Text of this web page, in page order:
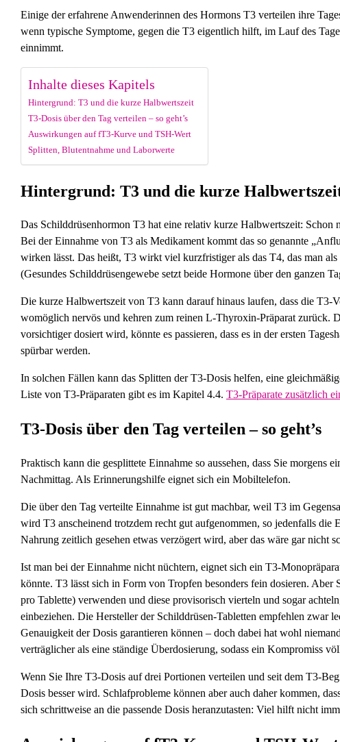
Einige der erfahrene Anwenderinnen des Hormons T3 verteilen ihre
wenn typische Symptome, gegen die T3 eigentlich hilft, im Lauf des
einnimmt.
Inhalte dieses Kapitels
Hintergrund: T3 und die kurze Halbwertszeit
T3-Dosis über den Tag verteilen – so geht’s
Auswirkungen auf fT3-Kurve und TSH-Wert
Splitten, Blutentnahme und Laborwerte
Hintergrund: T3 und die kurze
Das Schilddrüsenhormon T3 hat eine relativ kurze Halbwertszeit:
Bei der Einnahme von T3 als Medikament kommt das so genannte
wirken lässt. Das heißt, T3 wirkt viel kurzfristiger als das T4, das man
(Gesundes Schilddrüsengewebe setzt beide Hormone über den ganzen
Die kurze Halbwertszeit von T3 kann darauf hinaus laufen, dass die T3-
womöglich nervös und kehren zum reinen L-Thyroxin-Präparat zurück.
vorsichtiger dosiert wird, könnte es passieren, dass es in der ersten
spürbar werden.
In solchen Fällen kann das Splitten der T3-Dosis helfen, eine
Liste von T3-Präparaten gibt es im Kapitel 4.4. T3-Präparate zusätzlich
T3-Dosis über den Tag verteilen – so geht’s
Praktisch kann die gesplittete Einnahme so aussehen, dass Sie
Nachmittag. Als Erinnerungshilfe eignet sich ein Mobiltelefon.
Die über den Tag verteilte Einnahme ist gut machbar, weil T3 im
wird T3 anscheinend trotzdem recht gut aufgenommen, so jedenfalls
Nahrung zeitlich gesehen etwas verzögert wird, aber das wäre gar nicht
Ist man bei der Einnahme nicht nüchtern, eignet sich ein T3-
könnte. T3 lässt sich in Form von Tropfen besonders fein dosieren.
pro Tablette) verwenden und diese provisorisch vierteln und sogar
einbeziehen. Die Hersteller der Schilddrüsen-Tabletten empfehlen zwar
Genauigkeit der Dosis garantieren können – doch dabei hat wohl
verträglicher als eine ständige Überdosierung, sodass ein Kompromiss
Wenn Sie Ihre T3-Dosis auf drei Portionen verteilen und seit dem T3-
Dosis besser wird. Schlafprobleme können aber auch daher kommen,
sich schrittweise an die passende Dosis heranzutasten: Viel hilft nicht